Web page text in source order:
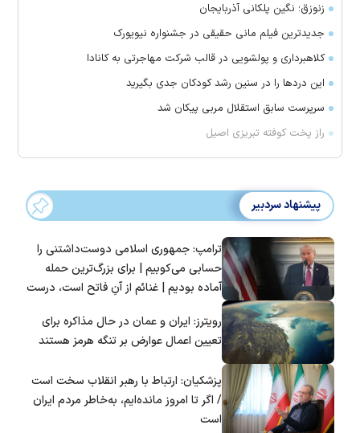
زنوزق؛ نگین پلکانی آذربایجان
جدیدترین فیلم مانی حقیقی در جشنواره نیویورک
کلاهبرداری و پولشویی در قالب شرکت مهاجرتی به کانادا
این درد‌ها را در سنین رشد کودکان جدی بگیرید
سرپرست سابق استقلال مربی پیکان شد
راز پخت کوفته تبریزی اصیل
پیشنهاد سردبیر
ترامپ: جمهوری اسلامی دوست‌داشتنی را
حسابی می‌کوبیم | برای بزرگ‌ترین حمله
آماده بودیم | غنائم از آنِ فاتح است، درست
رویترز: ایران و عمان در حال مذاکره برای
تعیین اعمال عوارض بر تنگه هرمز هستند
پزشکیان: ارتباط با رهبر انقلاب سخت است
/ اگر تا امروز مانده‌ایم، به‌خاطر مردم ایران
است